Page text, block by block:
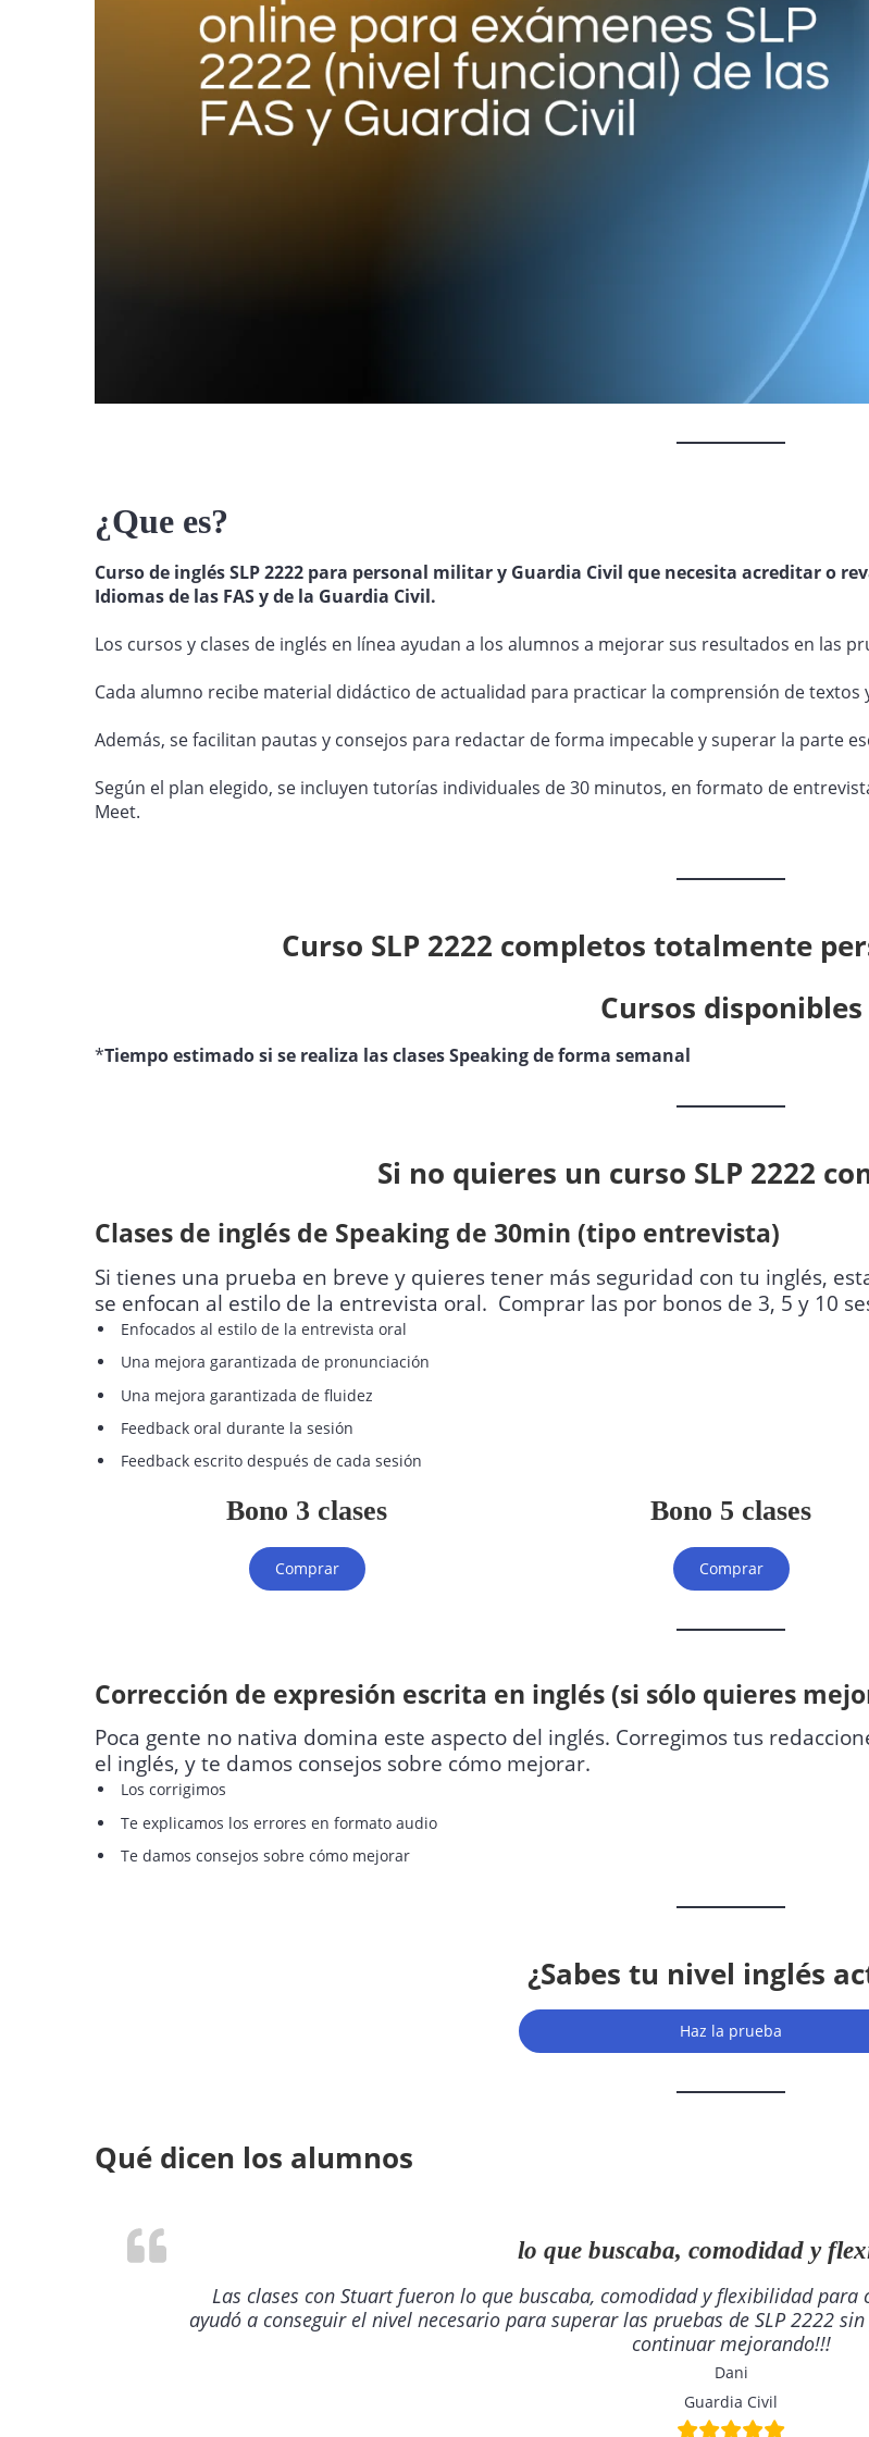
¿Que es?
Curso de inglés SLP 2222 para personal militar y Guardia Civil que necesita acreditar o
Idiomas de las FAS y de la Guardia Civil.
Los cursos y clases de inglés en línea ayudan a los alumnos a mejorar sus resultados en las
Cada alumno recibe material didáctico de actualidad para practicar la comprensión de textos
Además, se facilitan pautas y consejos para redactar de forma impecable y superar la parte
Según el plan elegido, se incluyen tutorías individuales de 30 minutos, en formato de
Meet.
Curso SLP 2222 completos totalmente
Cursos disponibles
*Tiempo estimado si se realiza las clases Speaking de forma semanal
Si no quieres un curso SLP 2222
Clases de inglés de Speaking de 30min (tipo entrevista)
Si tienes una prueba en breve y quieres tener más seguridad con tu inglés,
se enfocan al estilo de la entrevista oral. Comprar las por bonos de 3, 5 y 10
Enfocados al estilo de la entrevista oral
Una mejora garantizada de pronunciación
Una mejora garantizada de fluidez
Feedback oral durante la sesión
Feedback escrito después de cada sesión
Bono 3 clases
Comprar
Bono 5 clases
Comprar
Corrección de expresión escrita en inglés (si sólo quieres
Poca gente no nativa domina este aspecto del inglés. Corregimos tus
el inglés, y te damos consejos sobre cómo mejorar.
Los corrigimos
Te explicamos los errores en formato audio
Te damos consejos sobre cómo mejorar
¿Sabes tu nivel inglés
Haz la prueba
Qué dicen los alumnos
lo que buscaba, comodidad y
Las clases con Stuart fueron lo que buscaba, comodidad y flexibilidad
ayudó a conseguir el nivel necesario para superar las pruebas de SLP 2222
continuar mejorando!!!
Dani
Guardia Civil